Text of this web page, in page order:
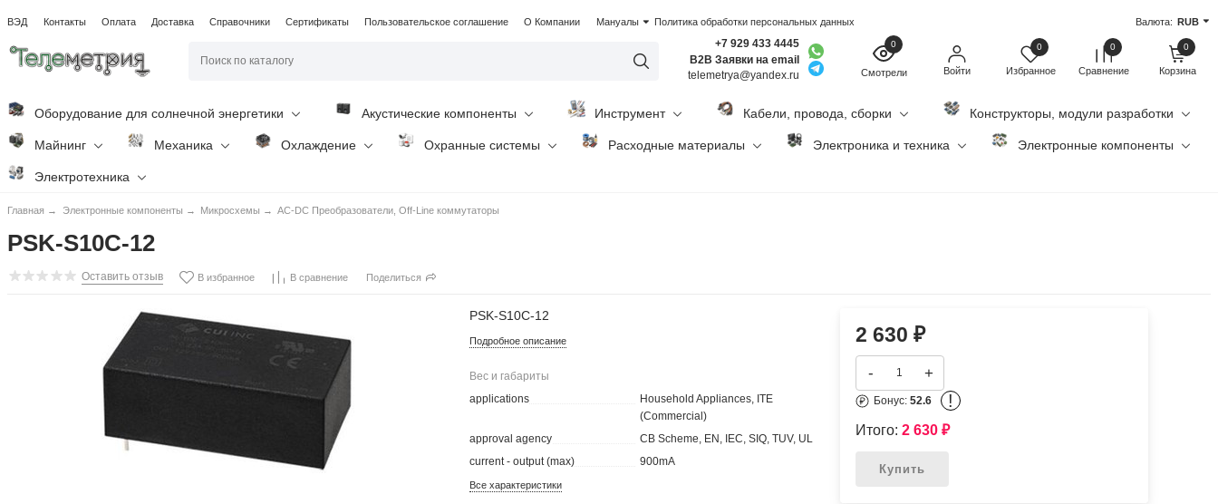
ВЭД Контакты Оплата Доставка Справочники Сертификаты Пользовательское соглашение О Компании Мануалы Политика обработки персональных данных Валюта: RUB
+7 929 433 4445
B2B Заявки на email
telemetrya@yandex.ru
0
Смотрели Войти
0
Избранное
0
Сравнение
0
Корзина
Оборудование для солнечной энергетики Акустические компоненты Инструмент Кабели, провода, сборки Конструкторы, модули разработки
Майнинг Механика Охлаждение Охранные системы Расходные материалы Электроника и техника Электронные компоненты
Электротехника
Главная → Электронные компоненты → Микросхемы → AC-DC Преобразователи, Off-Line коммутаторы
PSK-S10C-12
Оставить отзыв В избранное В сравнение Поделиться
PSK-S10C-12
Подробное описание
Вес и габариты
applications
Household Appliances, ITE
(Commercial)
approval agency
CB Scheme, EN, IEC, SIQ, TUV, UL
current - output (max)
900mA
Все характеристики
2 630 ₽
- +
Бонус: 52.6 !
Итого: 2 630 ₽
Купить